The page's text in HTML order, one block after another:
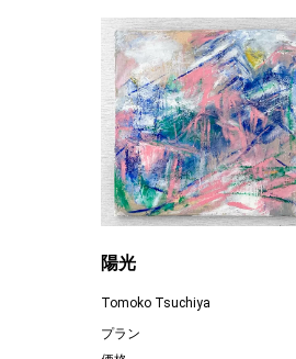
陽光
Tomoko Tsuchiya
プラン